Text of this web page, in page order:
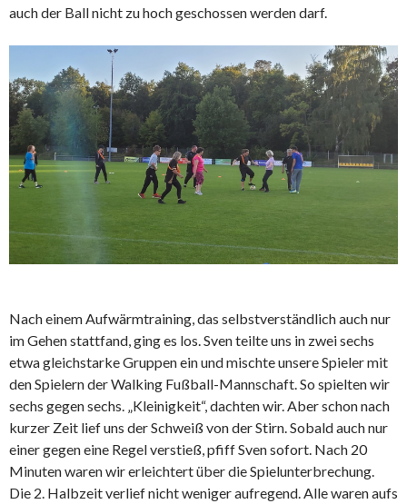
auch der Ball nicht zu hoch geschossen werden darf.
Nach einem Aufwärmtraining, das selbstverständlich auch nur
im Gehen stattfand, ging es los. Sven teilte uns in zwei sechs
etwa gleichstarke Gruppen ein und mischte unsere Spieler mit
den Spielern der Walking Fußball-Mannschaft. So spielten wir
sechs gegen sechs. „Kleinigkeit“, dachten wir. Aber schon nach
kurzer Zeit lief uns der Schweiß von der Stirn. Sobald auch nur
einer gegen eine Regel verstieß, pfiff Sven sofort. Nach 20
Minuten waren wir erleichtert über die Spielunterbrechung.
Die 2. Halbzeit verlief nicht weniger aufregend. Alle waren aufs